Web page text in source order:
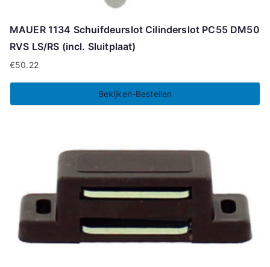
MAUER 1134 Schuifdeurslot Cilinderslot PC55 DM50
RVS LS/RS (incl. Sluitplaat)
€50.22
Bekijken-Bestellen